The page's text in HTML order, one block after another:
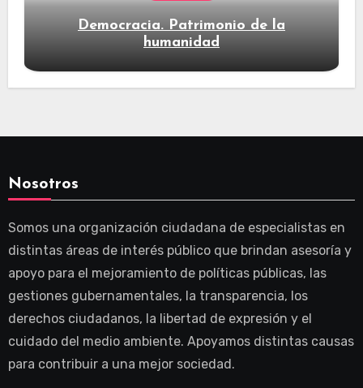
Democracia. Patrimonio de la
humanidad
Nosotros
Somos una organización ciudadana de especialistas en
distintas áreas de interés público que brindan asesoría y
apoyo para el mejoramiento de políticas públicas, las
gestiones gubernamentales, la transparencia, los
derechos ciudadanos, la libertad de expresión y el
cuidado del medio ambiente. Apoyamos distintas causas
para contribuir a una mejor sociedad.